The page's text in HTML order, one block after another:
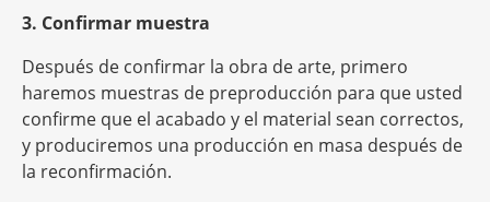
3. Confirmar muestra
Después de confirmar la obra de arte, primero
haremos muestras de preproducción para que usted
confirme que el acabado y el material sean correctos,
y produciremos una producción en masa después de
la reconfirmación.